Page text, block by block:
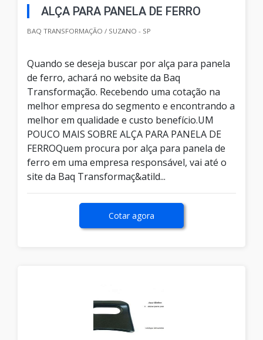
ALÇA PARA PANELA DE FERRO
BAQ TRANSFORMAÇÃO / SUZANO - SP
Quando se deseja buscar por alça para panela
de ferro, achará no website da Baq
Transformação. Recebendo uma cotação na
melhor empresa do segmento e encontrando a
melhor em qualidade e custo benefício.UM
POUCO MAIS SOBRE ALÇA PARA PANELA DE
FERROQuem procura por alça para panela de
ferro em uma empresa responsável, vai até o
site da Baq Transformaç&atild...
Cotar agora